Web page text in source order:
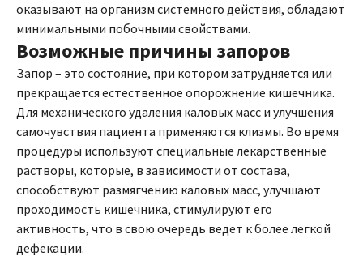
оказывают на организм системного действия, обладают
минимальными побочными свойствами.
Возможные причины запоров
Запор – это состояние, при котором затрудняется или
прекращается естественное опорожнение кишечника.
Для механического удаления каловых масс и улучшения
самочувствия пациента применяются клизмы. Во время
процедуры используют специальные лекарственные
растворы, которые, в зависимости от состава,
способствуют размягчению каловых масс, улучшают
проходимость кишечника, стимулируют его
активность, что в свою очередь ведет к более легкой
дефекации.